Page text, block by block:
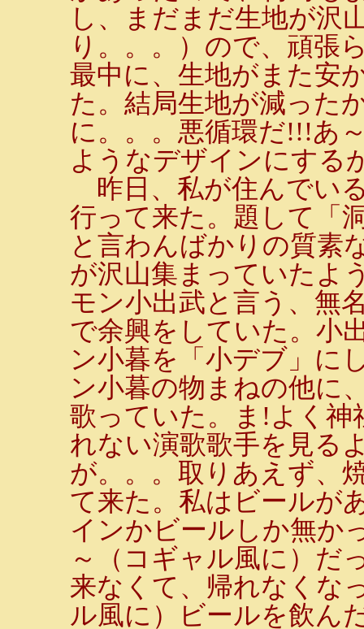
し、まだまだ生地が沢
り。。。）ので、頑張
最中に、生地がまた安
た。結局生地が減った
に。。。悪循環だ!!!あ
ようなデザインにする
昨日、私が住んでい
行って来た。題して「
と言わんばかりの質素
が沢山集まっていたよ
モン小出武と言う、無
で余興をしていた。小
ン小暮を「小デブ」に
ン小暮の物まねの他に
歌っていた。ま!よく神
れない演歌歌手を見る
が。。。取りあえず、
て来た。私はビールが
インかビールしか無か
～（コギャル風に）だ
来なくて、帰れなくな
ル風に）ビールを飲ん